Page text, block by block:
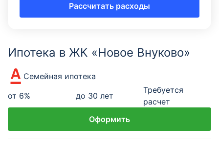
Рассчитать расходы
Ипотека в ЖК «Новое Внуково»
Семейная ипотека
от 6% до 30 лет
Требуется
расчет
Оформить